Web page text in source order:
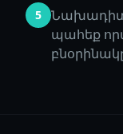
5
պահեք